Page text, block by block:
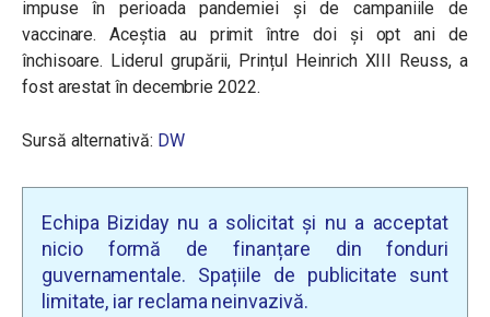
impuse în perioada pandemiei și de campaniile de
vaccinare. Aceștia au primit între doi și opt ani de
închisoare. Liderul grupării, Prințul Heinrich XIII Reuss, a
fost arestat în decembrie 2022.
Sursă alternativă: DW
Echipa Biziday nu a solicitat și nu a acceptat
nicio formă de finanțare din fonduri
guvernamentale. Spațiile de publicitate sunt
limitate, iar reclama neinvazivă.